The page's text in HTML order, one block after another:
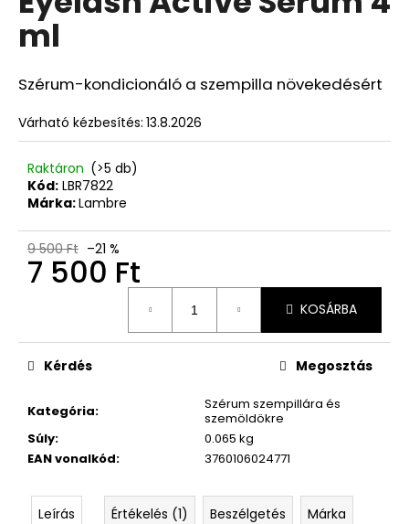
ből
5,0
csillag.
ml
Szérum-kondicionáló a szempilla növekedésért
Várható kézbesítés: 13.8.2026
Raktáron (>5 db)
Kód: LBR7822
Márka:Lambre
9 500 Ft –21 %
7 500 Ft
KOSÁRBA
Kategória:
Szérum szempillára és
szemöldökre
Súly:
0.065 kg
EAN vonalkód: 3760106024771
Kérdés Megosztás
Leírás Értékelés (1) Beszélgetés Márka
ML
5
550
Korábbi:
8
100
Ft